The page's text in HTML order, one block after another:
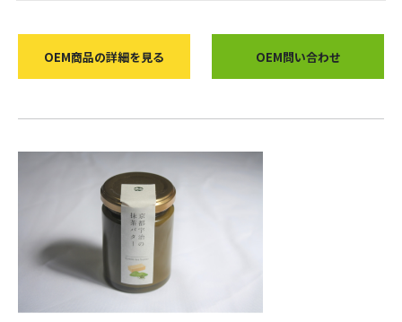
OEM商品の詳細を見る OEM問い合わせ